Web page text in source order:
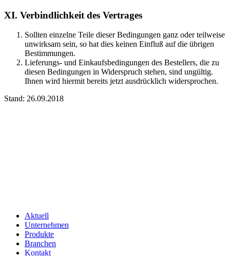
XI. Verbindlichkeit des Vertrages
Sollten einzelne Teile dieser Bedingungen ganz oder teilweise
unwirksam sein, so hat dies keinen Einfluß auf die übrigen
Bestimmungen.
Lieferungs- und Einkaufsbedingungen des Bestellers, die zu
diesen Bedingungen in Widerspruch stehen, sind ungültig.
Ihnen wird hiermit bereits jetzt ausdrücklich widersprochen.
Stand: 26.09.2018
Aktuell
Unternehmen
Produkte
Branchen
Kontakt